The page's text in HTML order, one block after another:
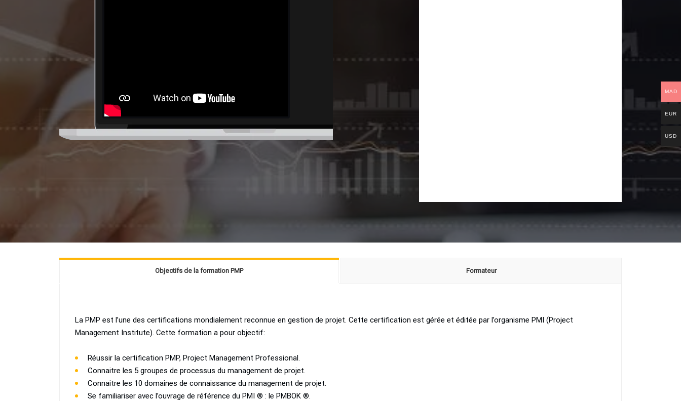
Objectifs de la formation PMP Formateur
La PMP est l’une des certifications mondialement reconnue en gestion de projet. Cette certification est gérée et éditée par l’organisme PMI (Project
Management Institute). Cette formation a pour objectif:
Réussir la certification PMP, Project Management Professional.
Connaitre les 5 groupes de processus du management de projet.
Connaitre les 10 domaines de connaissance du management de projet.
Se familiariser avec l’ouvrage de référence du PMI ® : le PMBOK ®.
MAD
EUR
USD